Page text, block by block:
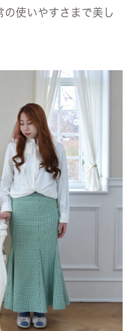
の使いやすさまで美し